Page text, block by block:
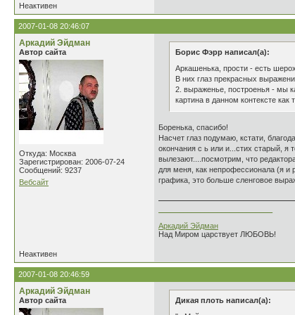
Неактивен
2007-01-08 20:46:07
Аркадий Эйдман
Автор сайта
Откуда: Москва
Зарегистрирован: 2006-07-24
Сообщений: 9237
Вебсайт
Борис Фэрр написал(а):
Аркашенька, прости - есть
В них глаз прекрасных
2. выраженье, построенья - мы
картина в данном контексте
Боренька, спасибо!
Насчет глаз подумаю, кстати,
окончания с ь или и...стих старый, я
вылезают....посмотрим, что редактора
для меня, как непрофессионала (я и
графика, это больше сленговое
Аркадий Эйдман
Над Миром царствует ЛЮБОВЬ!
Неактивен
2007-01-08 20:46:59
Аркадий Эйдман
Автор сайта
Дикая плоть написал(а):